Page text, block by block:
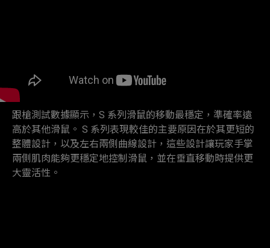
跟槍測試數據顯示，S 系列滑鼠的移動最穩定，準確率遠
高於其他滑鼠。 S 系列表現較佳的主要原因在於其更短的
整體設計，以及左右兩側曲線設計，這些設計讓玩家手掌
兩側肌肉能夠更穩定地控制滑鼠，並在垂直移動時提供更
大靈活性。